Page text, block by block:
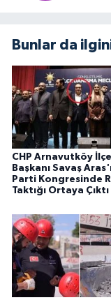
Bunlar da
CHP Arnavutköy İlçe
Başkanı Savaş
Parti Kongresinde
Taktığı Ortaya Çıktı